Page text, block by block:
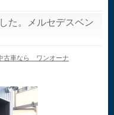
た。メルセデスベン
古車なら ワンオーナ